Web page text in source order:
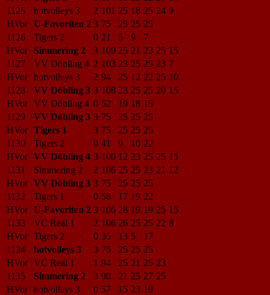
1125
hotvolleys 3 2 101 25 18 25 24 9
HVor U-Favoriten 2 3 75 25 25 25
1126
Tigers 2 0 21 5 9
7
HVor
Simmering 2 3 109 25 21 23 25 15
1127
VV Döbling 4 2 103 23 25 25 23 7
HVor hotvolleys 3 2 94 25 12 22 25 10
1128
VV Döbling 3 3 108 23 25 25 20 15
HVor VV Döbling 4 0 52 19 18 15
1129
VV Döbling 3 3 75 25 25 25
HVor Tigers 1 3 75 25 25 25
1130
Tigers 2 0 41 9 10 22
HVor VV Döbling 4 3 100 12 23 25 25 15
1131
Simmering 2 2 106 25 25 23 21 12
HVor VV Döbling 3 3 75 25 25 25
1132
Tigers 1 0 58 17 19 22
HVor U-Favoriten 2 3 106 28 19 19 25 15
1133
VC Real 1 2 106 26 25 25 22 8
HVor Tigers 2 0 35 13 5
17
1134
hotvolleys 3 3 75 25 25 25
HVor VC Real 1 1 94 25 21 25 23
1135
Simmering 2 3 98 21 25 27 25
HVor hotvolleys 3 0 57 15 23 19